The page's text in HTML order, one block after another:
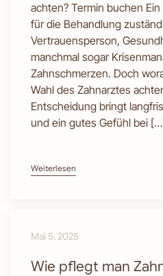
achten? Termin buchen
für die Behandlung
Vertrauensperson,
manchmal sogar
Zahnschmerzen. Doch
Wahl des Zahnarztes
Entscheidung bringt
und ein gutes Gefühl bei
Weiterlesen
Mai 5, 2025
Wie pflegt man